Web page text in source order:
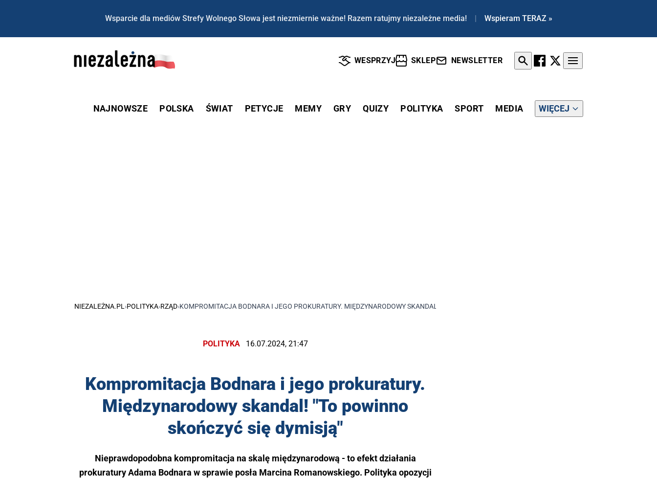
Wsparcie dla mediów Strefy Wolnego Słowa jest niezmiernie ważne! Razem ratujmy niezależne media! | Wspieram TERAZ »
WESPRZYJ SKLEP NEWSLETTER
NAJNOWSZE POLSKA ŚWIAT PETYCJE MEMY GRY QUIZY POLITYKA SPORT MEDIA WIĘCEJ
NIEZALEŻNA.PL ›POLITYKA›RZĄD›KOMPROMITACJA BODNARA I JEGO PROKURATURY. MIĘDZYNARODOWY SKANDAL! "TO POWINNO SKOŃCZYĆ SIĘ DYMISJĄ"
POLITYKA 16.07.2024, 21:47
Kompromitacja Bodnara i jego prokuratury.
Międzynarodowy skandal! "To powinno
skończyć się dymisją"
Nieprawdopodobna kompromitacja na skalę międzynarodową - to efekt działania
prokuratury Adama Bodnara w sprawie posła Marcina Romanowskiego. Polityka opozycji